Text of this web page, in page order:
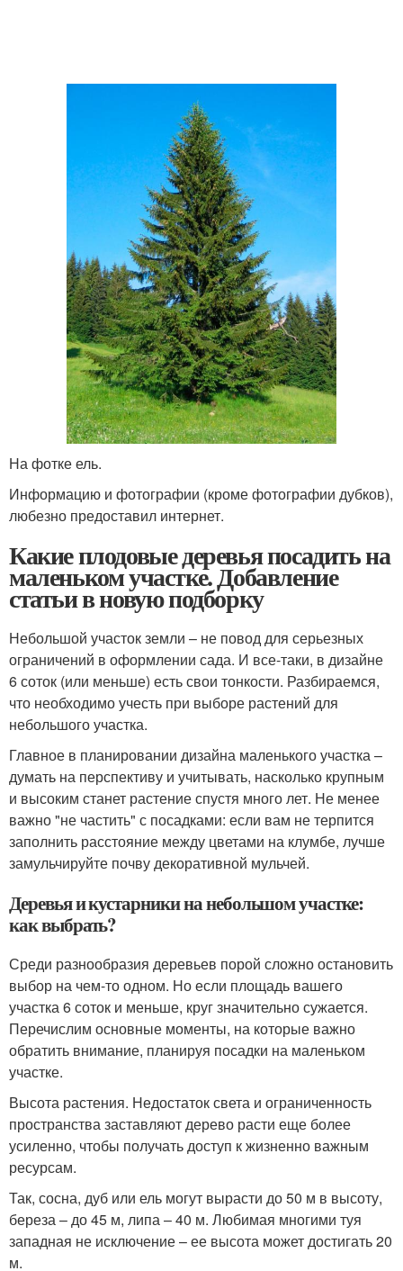
На фотке ель.
Информацию и фотографии (кроме фотографии дубков),
любезно предоставил интернет.
Какие плодовые деревья посадить на
маленьком участке. Добавление
статьи в новую подборку
Небольшой участок земли – не повод для серьезных
ограничений в оформлении сада. И все-таки, в дизайне
6 соток (или меньше) есть свои тонкости. Разбираемся,
что необходимо учесть при выборе растений для
небольшого участка.
Главное в планировании дизайна маленького участка –
думать на перспективу и учитывать, насколько крупным
и высоким станет растение спустя много лет. Не менее
важно "не частить" с посадками: если вам не терпится
заполнить расстояние между цветами на клумбе, лучше
замульчируйте почву декоративной мульчей.
Деревья и кустарники на небольшом участке:
как выбрать?
Среди разнообразия деревьев порой сложно остановить
выбор на чем-то одном. Но если площадь вашего
участка 6 соток и меньше, круг значительно сужается.
Перечислим основные моменты, на которые важно
обратить внимание, планируя посадки на маленьком
участке.
Высота растения. Недостаток света и ограниченность
пространства заставляют дерево расти еще более
усиленно, чтобы получать доступ к жизненно важным
ресурсам.
Так, сосна, дуб или ель могут вырасти до 50 м в высоту,
береза – до 45 м, липа – 40 м. Любимая многими туя
западная не исключение – ее высота может достигать 20
м.